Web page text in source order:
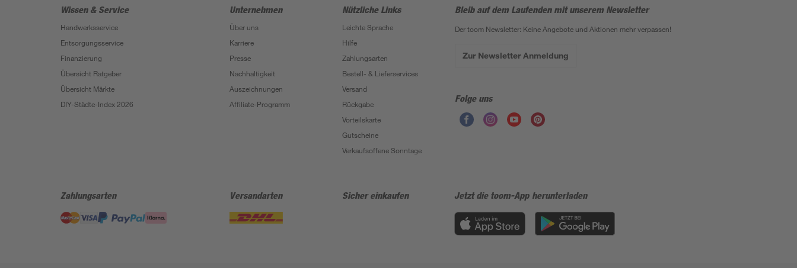
Wissen & Service
Handwerksservice
Entsorgungsservice
Finanzierung
Übersicht Ratgeber
Übersicht Märkte
DIY-Städte-Index 2026
Unternehmen
Über uns
Karriere
Presse
Nachhaltigkeit
Auszeichnungen
Affiliate-Programm
Nützliche Links
Leichte Sprache
Hilfe
Zahlungsarten
Bestell- & Lieferservices
Versand
Rückgabe
Vorteilskarte
Gutscheine
Verkaufsoffene Sonntage
Bleib auf dem Laufenden mit unserem Newsletter
Der toom Newsletter: Keine Angebote und Aktionen mehr verpassen!
Zur Newsletter Anmeldung
Folge uns
Zahlungsarten Versandarten Sicher einkaufen Jetzt die toom-App herunterladen